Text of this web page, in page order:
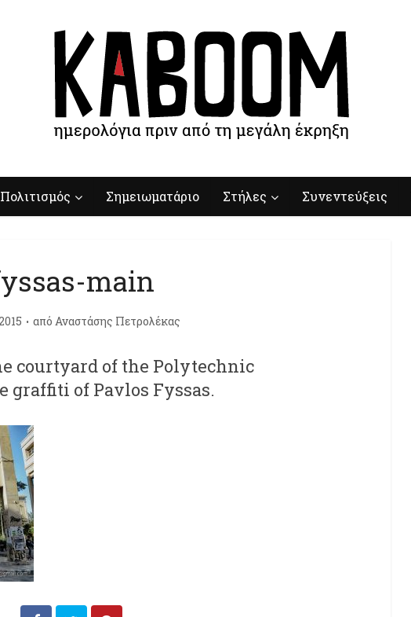
Πολιτισμός Σημειωματάριο Στήλες Συνεντεύξεις
main
από Αναστάσης Πετρολέκας
courtyard of the Polytechnic
of Pavlos Fyssas.